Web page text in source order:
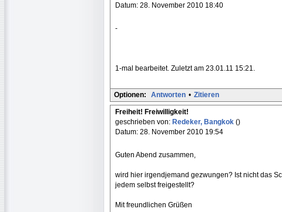
Datum: 28. November 2010 18:40
-
1-mal bearbeitet. Zuletzt am 23.01.11 15:21.
Optionen: Antworten • Zitieren
Freiheit! Freiwilligkeit!
geschrieben von: Redeker, Bangkok ()
Datum: 28. November 2010 19:54
Guten Abend zusammen,
wird hier irgendjemand gezwungen? Ist nicht das
jedem selbst freigestellt?
Mit freundlichen Grüßen